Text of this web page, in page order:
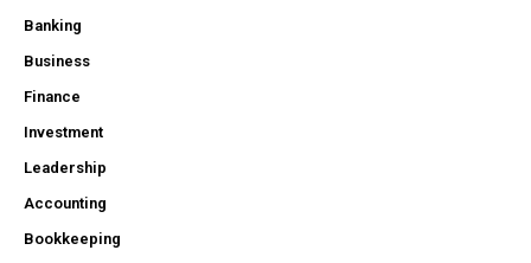
Banking
Business
Finance
Investment
Leadership
Accounting
Bookkeeping